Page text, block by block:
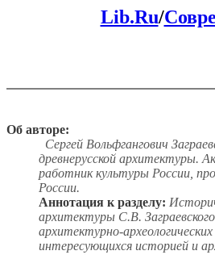
Lib.Ru/
Об авторе:
Сергей Вольфгангович
древнерусской архитектуры.
работник культуры России,
России.
Аннотация к разделу:
архитектуры С.В.
архитектурно-
интересующихся историей и